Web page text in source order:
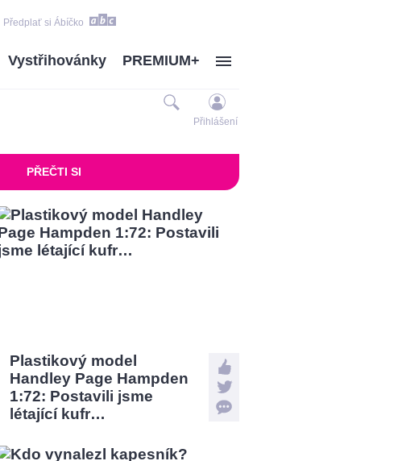
Předplať si Ábíčko
Vystřihovánky PREMIUM+
Přihlášení
PŘEČTI SI
Plastikový model
Handley Page Hampden
1:72: Postavili jsme
létající kufr…